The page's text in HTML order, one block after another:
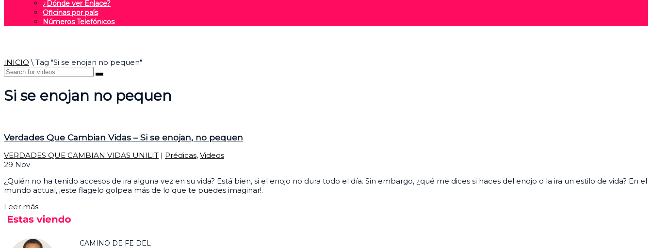
¿Dónde ver Enlace?
Oficinas por país
Números Telefónicos
INICIO \ Tag "Si se enojan no pequen"
Si se enojan no pequen
Verdades Que Cambian Vidas – Si se enojan, no pequen
VERDADES QUE CAMBIAN VIDAS UNILIT | Prédicas, Videos
29 Nov
¿Quién no ha tenido accesos de ira alguna vez en su vida? Está bien, si el enojo no dura todo el día. Sin embargo, ¿qué me dices si haces del enojo o la ira un estilo de vida? En el
mundo actual, ¡este flagelo golpea más de lo que te puedes imaginar!.
Leer más